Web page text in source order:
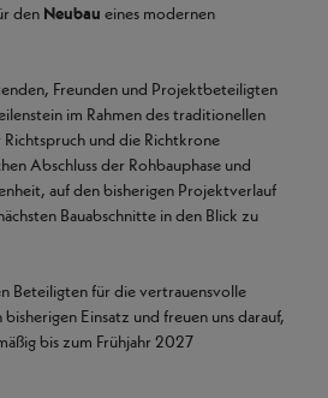
den Neubau eines modernen
Freunden und Projektbeteiligten
im Rahmen des traditionellen
und die Richtkrone
Abschluss der Rohbauphase und
auf den bisherigen Projektverlauf
Bauabschnitte in den Blick zu
Beteiligten für die vertrauensvolle
Einsatz und freuen uns darauf,
bis zum Frühjahr 2027